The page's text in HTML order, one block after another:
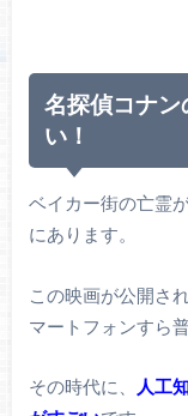
名探偵コナン
い！
ベイカー街の亡霊
にあります。
この映画が公開さ
マートフォンすら
その時代に、
人工